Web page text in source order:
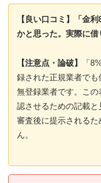
【良い口コミ】「金
かと思った。実際に借
【注意点・論破】
「
録された正規業者で
無登録業者です。こ
認させるための記載
審査後に提示される
ん。